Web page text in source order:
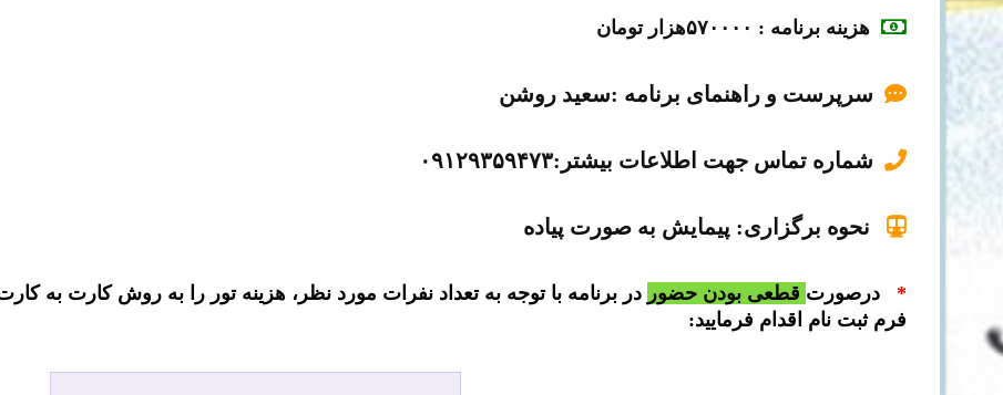
هزینه برنامه : ۵۷۰۰۰۰هزار تومان
سرپرست و راهنمای برنامه :سعید روشن
شماره تماس جهت اطلاعات بیشتر:۰۹۱۲۹۳۵۹۴۷۳
نحوه برگزاری: پیمایش به صورت پیاده
* درصورت قطعی بودن حضور در برنامه با توجه به تعداد نفرات مورد نظر، هزینه تور را به روش کارت به
فرم ثبت نام اقدام فرمایید: